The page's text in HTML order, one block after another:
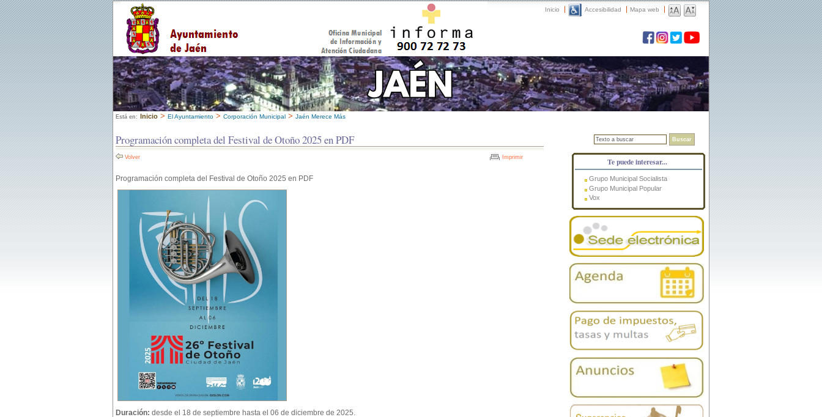
Inicio Accesibilidad Mapa web
Está en: Inicio > El Ayuntamiento > Corporación Municipal > Jaén Merece Más
Programación completa del Festival de Otoño 2025 en PDF
Volver Imprimir
Programación completa del Festival de Otoño 2025 en PDF
Duración: desde el 18 de septiembre hasta el 06 de diciembre de 2025.
Buscar
Te puede interesar...
Grupo Municipal Socialista
Grupo Municipal Popular
Vox